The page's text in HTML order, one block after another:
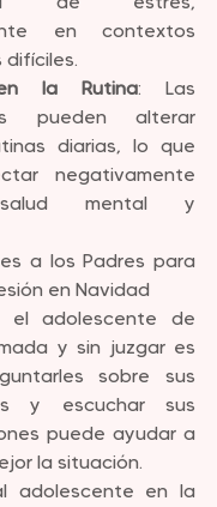
en contextos
difíciles.
la Rutina: Las
pueden alterar
diarias, lo que
negativamente
mental y
a los Padres para
en Navidad
el adolescente de
y sin juzgar es
sobre sus
y escuchar sus
puede ayudar a
la situación.
adolescente en la